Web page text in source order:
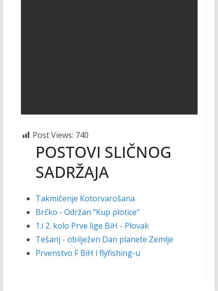
Post Views: 740
POSTOVI SLIČNOG
SADRŽAJA
Takmičenje Kotorvarošana
Brčko - Održan "Kup plotice"
1.i 2. kolo Prve lige BiH - Plovak
Tešanj - obilježen Dan planete Zemlje
Prvenstvo F BiH i flyfishing-u